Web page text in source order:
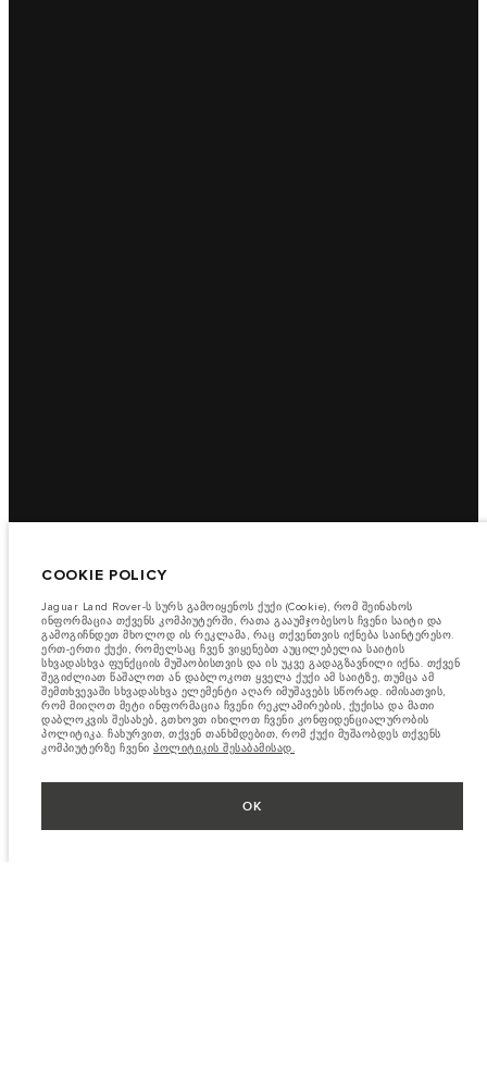
COOKIE POLICY
Jaguar Land Rover-ს სურს გამოიყენოს ქუქი (Cookie), რომ შეინახოს
ინფორმაცია თქვენს კომპიუტერში, რათა გააუმჯობესოს ჩვენი საიტი და
გამოგიჩნდეთ მხოლოდ ის რეკლამა, რაც თქვენთვის იქნება საინტერესო.
ერთ-ერთი ქუქი, რომელსაც ჩვენ ვიყენებთ აუცილებელია საიტის
სხვადასხვა ფუნქციის მუშაობისთვის და ის უკვე გადაგზავნილი იქნა. თქვენ
შეგიძლიათ წაშალოთ ან დაბლოკოთ ყველა ქუქი ამ საიტზე, თუმცა ამ
შემთხვევაში სხვადასხვა ელემენტი აღარ იმუშავებს სწორად. იმისათვის,
რომ მიიღოთ მეტი ინფორმაცია ჩვენი რეკლამირების, ქუქისა და მათი
დაბლოკვის შესახებ, გთხოვთ იხილოთ ჩვენი კონფიდენციალურობის
პოლიტიკა. ჩახურვით, თქვენ თანხმდებით, რომ ქუქი მუშაობდეს თქვენს
კომპიუტერზე ჩვენი პოლიტიკის შესაბამისად.
OK